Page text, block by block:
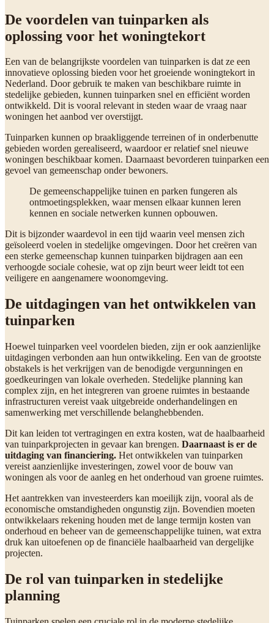
De voordelen van tuinparken als
oplossing voor het woningtekort
Een van de belangrijkste voordelen van tuinparken is dat ze een
innovatieve oplossing bieden voor het groeiende woningtekort in
Nederland. Door gebruik te maken van beschikbare ruimte in
stedelijke gebieden, kunnen tuinparken snel en efficiënt worden
ontwikkeld. Dit is vooral relevant in steden waar de vraag naar
woningen het aanbod ver overstijgt.
Tuinparken kunnen op braakliggende terreinen of in onderbenutte
gebieden worden gerealiseerd, waardoor er relatief snel nieuwe
woningen beschikbaar komen. Daarnaast bevorderen tuinparken een
gevoel van gemeenschap onder bewoners.
De gemeenschappelijke tuinen en parken fungeren als
ontmoetingsplekken, waar mensen elkaar kunnen leren
kennen en sociale netwerken kunnen opbouwen.
Dit is bijzonder waardevol in een tijd waarin veel mensen zich
geïsoleerd voelen in stedelijke omgevingen. Door het creëren van
een sterke gemeenschap kunnen tuinparken bijdragen aan een
verhoogde sociale cohesie, wat op zijn beurt weer leidt tot een
veiligere en aangenamere woonomgeving.
De uitdagingen van het ontwikkelen van
tuinparken
Hoewel tuinparken veel voordelen bieden, zijn er ook aanzienlijke
uitdagingen verbonden aan hun ontwikkeling. Een van de grootste
obstakels is het verkrijgen van de benodigde vergunningen en
goedkeuringen van lokale overheden. Stedelijke planning kan
complex zijn, en het integreren van groene ruimtes in bestaande
infrastructuren vereist vaak uitgebreide onderhandelingen en
samenwerking met verschillende belanghebbenden.
Dit kan leiden tot vertragingen en extra kosten, wat de haalbaarheid
van tuinparkprojecten in gevaar kan brengen. Daarnaast is er de
uitdaging van financiering. Het ontwikkelen van tuinparken
vereist aanzienlijke investeringen, zowel voor de bouw van
woningen als voor de aanleg en het onderhoud van groene ruimtes.
Het aantrekken van investeerders kan moeilijk zijn, vooral als de
economische omstandigheden ongunstig zijn. Bovendien moeten
ontwikkelaars rekening houden met de lange termijn kosten van
onderhoud en beheer van de gemeenschappelijke tuinen, wat extra
druk kan uitoefenen op de financiële haalbaarheid van dergelijke
projecten.
De rol van tuinparken in stedelijke
planning